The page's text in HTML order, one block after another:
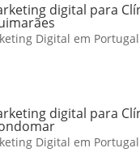
digital para
Digital em Portugal
digital para
Digital em Portugal